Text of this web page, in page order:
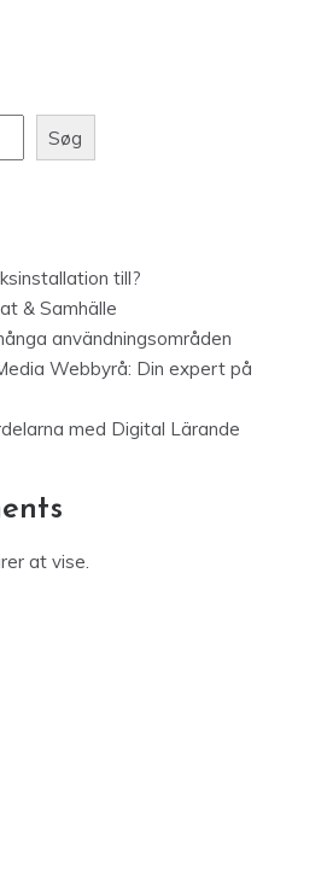
Søg
till?
& Samhälle
användningsområden
Webbyrå: Din expert på
med Digital Lärande
at vise.